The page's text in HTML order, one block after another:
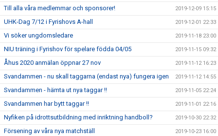
Till alla våra medlemmar och sponsorer! 2019-12-09 15:15
UHK-Dag 7/12 i Fyrishovs A-hall 2019-12-01 22:33
Vi söker ungdomsledare 2019-11-18 23:00
NIU träning i Fyrishov för spelare födda 04/05 2019-11-15 09:32
Åhus 2020 anmälan öppnar 27 nov 2019-11-12 16:23
Svandammen - nu skall taggarna (endast nya) fungera igen 2019-11-12 14:55
Svandammen - hämta ut nya taggar !! 2019-11-05 22:24
Svandammen har bytt taggar !! 2019-11-01 22:16
Nyfiken på idrottsutbildning med inriktning handboll? 2019-10-30 22:32
Försening av våra nya matchställ 2019-10-23 16:00